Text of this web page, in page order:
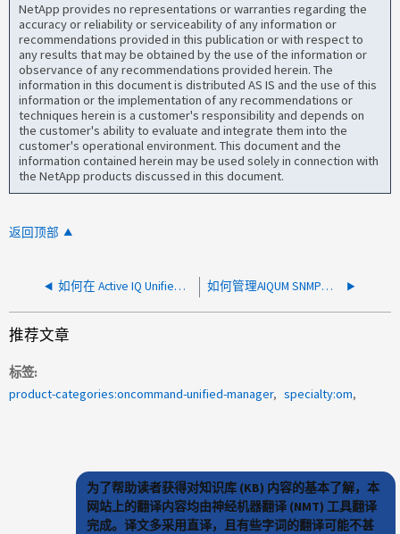
NetApp provides no representations or warranties regarding the
accuracy or reliability or serviceability of any information or
recommendations provided in this publication or with respect to
any results that may be obtained by the use of the information or
observance of any recommendations provided herein. The
information in this document is distributed AS IS and the use of this
information or the implementation of any recommendations or
techniques herein is a customer's responsibility and depends on
the customer's ability to evaluate and integrate them into the
customer's operational environment. This document and the
information contained herein may be used solely in connection with
the NetApp products discussed in this document.
返回顶部
如何在 Active IQ Unified Manager 9.7 及更高版本 OVA 上安装 tcpdump 如何管理AIQUM SNMP陷阱警报状态
推荐文章
标签
product-categories:oncommand-unified-manager
specialty:om
为了帮助读者获得对知识库 (KB) 内容的基本了解，本
网站上的翻译内容均由神经机器翻译 (NMT) 工具翻译
完成。译文多采用直译，且有些字词的翻译可能不甚